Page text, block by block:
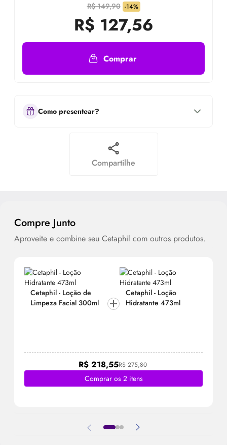
R$ 149,90 -14%
R$ 127,56
Comprar
Como presentear?
Compartilhe
Compre Junto
Aproveite e combine seu Cetaphil com outros produtos.
Cetaphil - Loção de
Limpeza Facial 300ml
Cetaphil - Loção
Hidratante 473ml
R$ 275,80
R$ 218,55
Comprar os 2 itens